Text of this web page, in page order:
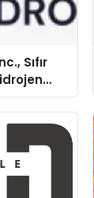
Sıfır
ISO ve